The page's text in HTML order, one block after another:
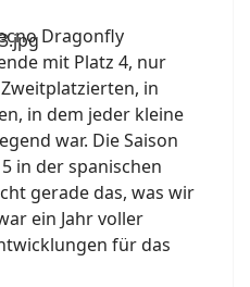
Dragonfly
mit Platz 4, nur
in
in dem jeder kleine
war. Die Saison
in der spanischen
gerade das, was wir
ein Jahr voller
für das